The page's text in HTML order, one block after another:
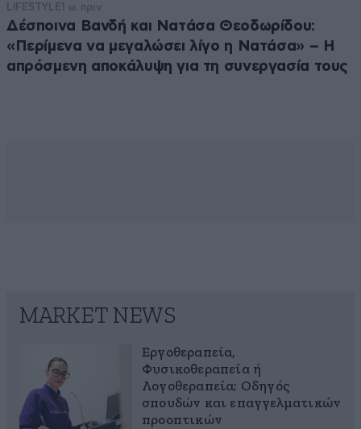
LIFESTYLE1 ω. πριν
Δέσποινα Βανδή και Νατάσα Θεοδωρίδου:
«Περίμενα να μεγαλώσει λίγο η Νατάσα» – Η
απρόσμενη αποκάλυψη για τη συνεργασία τους
MARKET NEWS
Εργοθεραπεία,
Φυσικοθεραπεία ή
Λογοθεραπεία; Οδηγός
σπουδών και επαγγελματικών
προοπτικών